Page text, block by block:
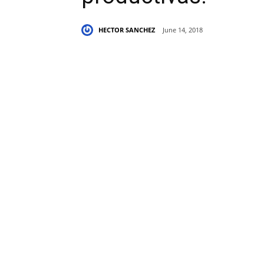
HECTOR SANCHEZ June 14, 2018